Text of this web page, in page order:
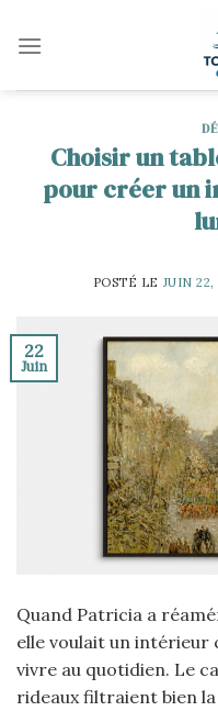
Choisir un
pour créer un
POSTÉ LE JUIN
22
Juin
Quand Patricia a
elle voulait un intérieur
vivre au quotidien. Le
rideaux filtraient bien